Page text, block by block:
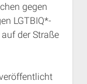
gegen
LGTBIQ*-
der Straße